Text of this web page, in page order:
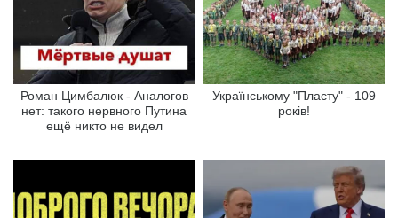
Роман Цимбалюк - Аналогов
нет: такого нервного Путина
ещё никто не видел
Українському "Пласту" - 109
років!